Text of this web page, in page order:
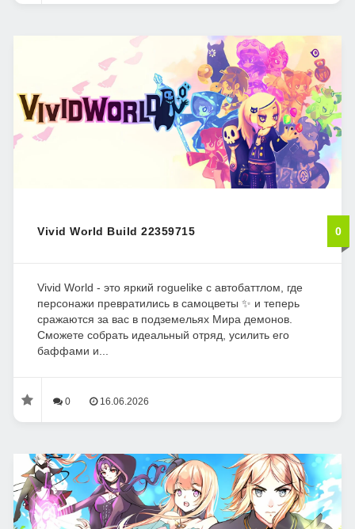
Vivid World Build 22359715 0
Vivid World - это яркий roguelike с автобаттлом, где
персонажи превратились в самоцветы ✨ и теперь
сражаются за вас в подземельях Мира демонов.
Сможете собрать идеальный отряд, усилить его
баффами и...
0 16.06.2026